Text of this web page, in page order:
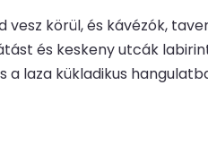
körül, és kávézók,
és keskeny utcák
laza kükladikus